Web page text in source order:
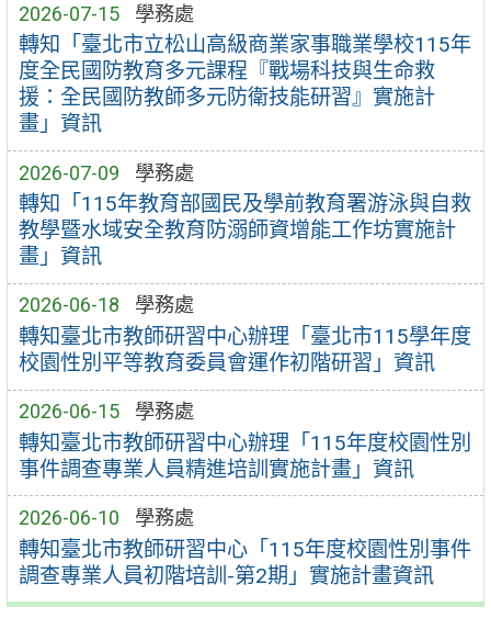
2026-07-15 學務處
轉知「臺北市立松山高級商業家事職業學校115年
度全民國防教育多元課程『戰場科技與生命救
援：全民國防教師多元防衛技能研習』實施計
畫」資訊
2026-07-09 學務處
轉知「115年教育部國民及學前教育署游泳與自救
教學暨水域安全教育防溺師資增能工作坊實施計
畫」資訊
2026-06-18 學務處
轉知臺北市教師研習中心辦理「臺北市115學年度
校園性別平等教育委員會運作初階研習」資訊
2026-06-15 學務處
轉知臺北市教師研習中心辦理「115年度校園性別
事件調查專業人員精進培訓實施計畫」資訊
2026-06-10 學務處
轉知臺北市教師研習中心「115年度校園性別事件
調查專業人員初階培訓-第2期」實施計畫資訊